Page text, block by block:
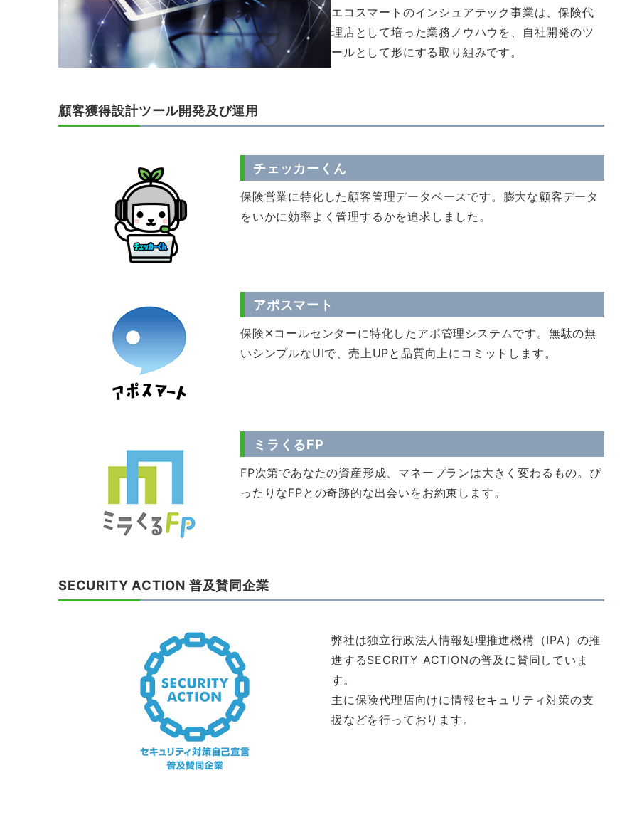
エコスマートのインシュアテック事業は、保険代
理店として培った業務ノウハウを、自社開発のツ
ールとして形にする取り組みです。
顧客獲得設計ツール開発及び運用
チェッカーくん
保険営業に特化した顧客管理データベースです。膨大な顧客データ
をいかに効率よく管理するかを追求しました。
アポスマート
保険✕コールセンターに特化したアポ管理システムです。無駄の無
いシンプルなUIで、売上UPと品質向上にコミットします。
ミラくるFP
FP次第であなたの資産形成、マネープランは大きく変わるもの。ぴ
ったりなFPとの奇跡的な出会いをお約束します。
SECURITY ACTION 普及賛同企業
弊社は独立行政法人情報処理推進機構（IPA）の推
進するSECRITY ACTIONの普及に賛同していま
す。
主に保険代理店向けに情報セキュリティ対策の支
援などを行っております。